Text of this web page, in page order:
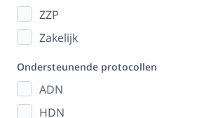
ZZP
Zakelijk
Ondersteunende protocollen
ADN
HDN